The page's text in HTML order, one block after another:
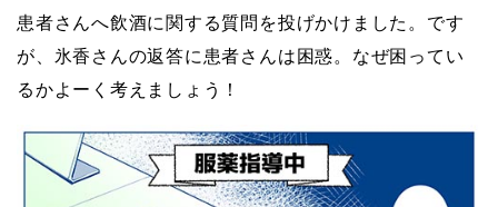
患者さんへ飲酒に関する質問を投げかけました。です
が、氷香さんの返答に患者さんは困惑。なぜ困ってい
るかよーく考えましょう！